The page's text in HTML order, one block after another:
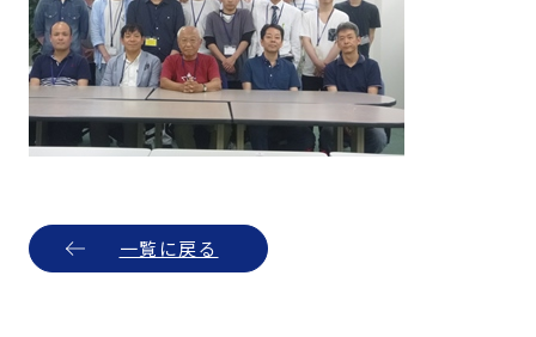
一覧に戻る